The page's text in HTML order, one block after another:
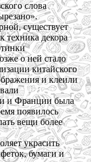
слова
существует
техника декора
о ней стало
китайского
и клеили
и Франции была
появилось
вещи более
украсить
бумаги и